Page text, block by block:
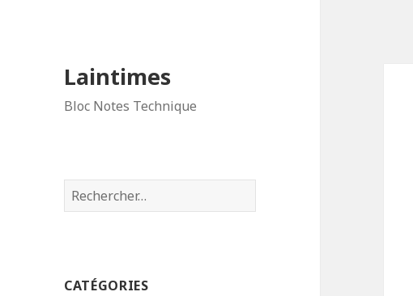
Laintimes
Bloc Notes Technique
Rechercher :
CATÉGORIES